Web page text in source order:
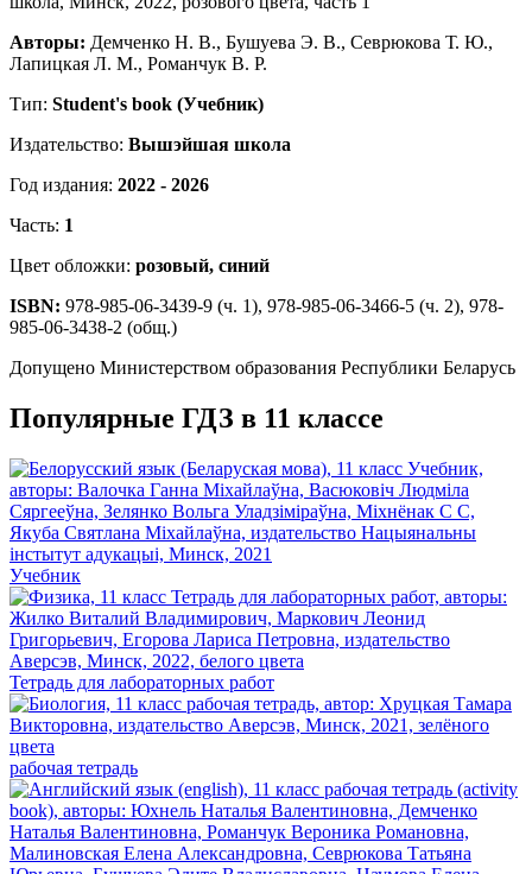
Авторы: Демченко Н. В., Бушуева Э. В., Севрюкова Т. Ю.,
Лапицкая Л. М., Романчук В. Р.
Тип: Student's book (Учебник)
Издательство: Вышэйшая школа
Год издания: 2022 - 2026
Часть: 1
Цвет обложки: розовый, синий
ISBN: 978-985-06-3439-9 (ч. 1), 978-985-06-3466-5 (ч. 2), 978-
985-06-3438-2 (общ.)
Допущено Министерством образования Республики Беларусь
Популярные ГДЗ в 11 классе
Учебник
Тетрадь для лабораторных работ
рабочая тетрадь